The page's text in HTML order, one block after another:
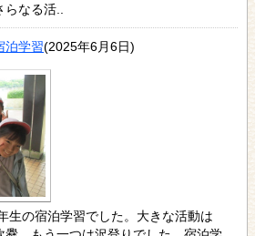
なる活..
泊学習(2025年6月6日)
生の宿泊学習でした。大きな活動は